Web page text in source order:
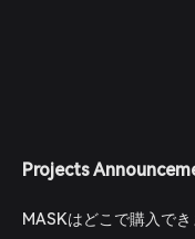
Projects
MASKはどこで購入でき